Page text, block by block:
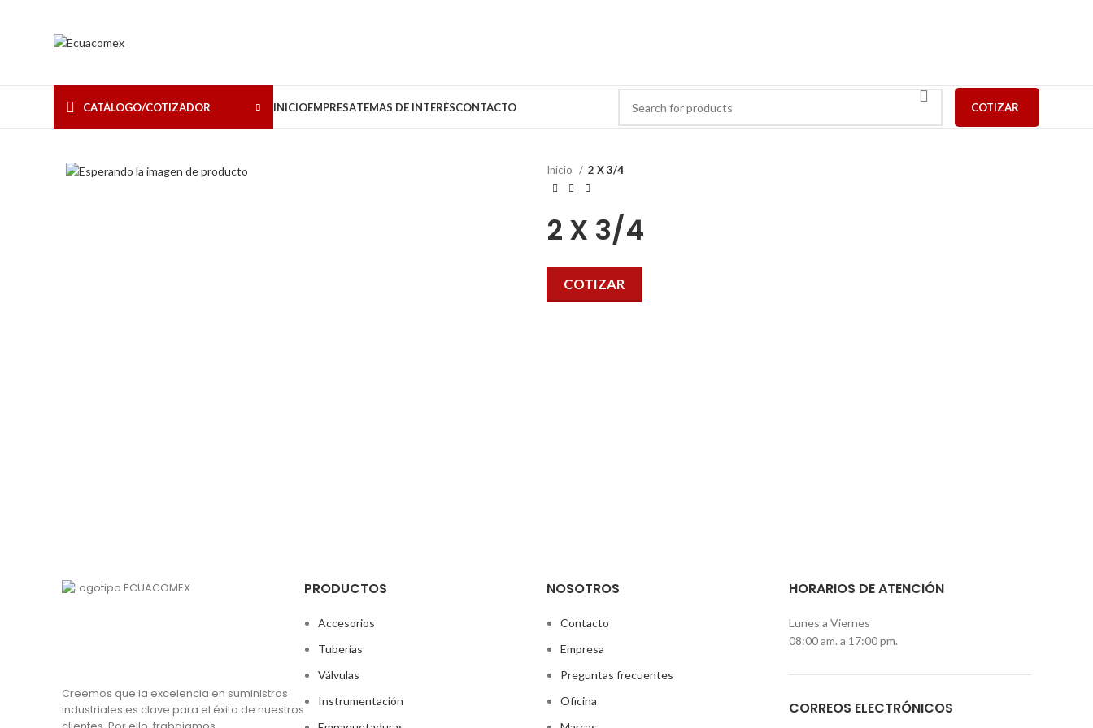
CATÁLOGO/COTIZADOR INICIOEMPRESATEMAS DE INTERÉSCONTACTO COTIZAR
Inicio 2 X 3/4
2 X 3/4
COTIZAR
Creemos que la excelencia en suministros
industriales es clave para el éxito de nuestros
PRODUCTOS
Accesorios
Tuberías
Válvulas
Instrumentación
NOSOTROS
Contacto
Empresa
Preguntas frecuentes
Oficina
HORARIOS DE ATENCIÓN
Lunes a Viernes
08:00 am. a 17:00 pm.
CORREOS ELECTRÓNICOS